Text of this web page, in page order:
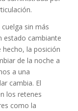
sin más
estado cambiante
la posición
de la noche a
a una
cambia. El
los retenes
como la